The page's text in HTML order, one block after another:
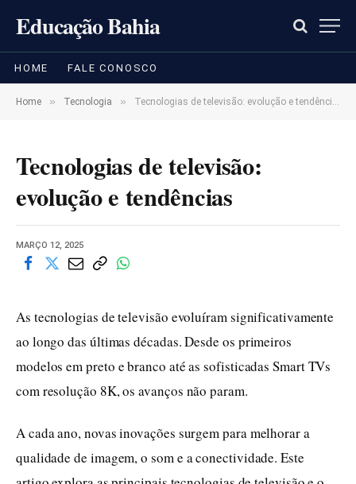
Educação Bahia
HOME FALE CONOSCO
Home » Tecnologia » Tecnologias de televisão: evolução e tendências
Tecnologias de televisão:
evolução e tendências
MARÇO 12, 2025
As tecnologias de televisão evoluíram significativamente
ao longo das últimas décadas. Desde os primeiros
modelos em preto e branco até as sofisticadas Smart TVs
com resolução 8K, os avanços não param.
A cada ano, novas inovações surgem para melhorar a
qualidade de imagem, o som e a conectividade. Este